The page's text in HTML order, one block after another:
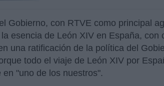
Gobierno, con RTVE como principal
esencia de León XIV en España, con
una ratificación de la política del
todo el viaje de León XIV por
en "uno de los nuestros".